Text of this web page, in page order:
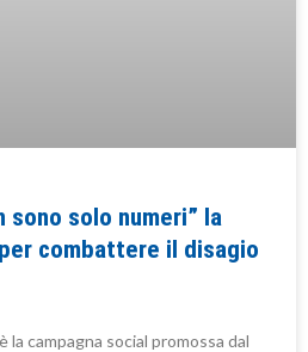
sono solo numeri” la
combattere il disagio
la campagna social promossa dal